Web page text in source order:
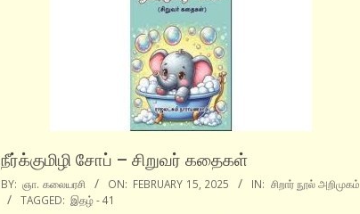
நீர்க்குமிழி சோப் – சிறுவர் கதைகள்
2025-
02-
BY: ஞா. கலையரசி ON: FEBRUARY 15, 2025 IN: சிறார் நூல் அறிமுகம்
TAGGED: இதழ் - 41